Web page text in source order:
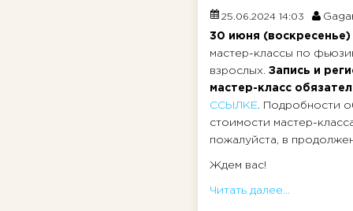
25.06.2024 14:03
30 июня (воскресенье)
мастер-классы по
взрослых. Запись и
мастер-класс
ССЫЛКЕ. Подробности
стоимости мастер-
пожалуйста, в
Ждем вас!
Читать далее...